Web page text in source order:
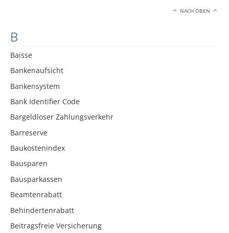
NACH OBEN
B
Baisse
Bankenaufsicht
Bankensystem
Bank Identifier Code
Bargeldloser Zahlungsverkehr
Barreserve
Baukostenindex
Bausparen
Bausparkassen
Beamtenrabatt
Behindertenrabatt
Beitragsfreie Versicherung